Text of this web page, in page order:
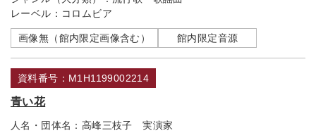
レーベル： コロムビア
画像無（館内限定画像含む） 館内限定音源
資料番号：M1H1199002214
青い花
人名・団体名： 高峰三枝子 実演家